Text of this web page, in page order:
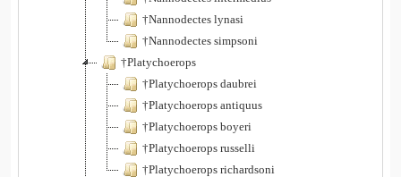
†Nannodectes lynasi
†Nannodectes simpsoni
†Platychoerops
†Platychoerops daubrei
†Platychoerops antiquus
†Platychoerops boyeri
†Platychoerops russelli
†Platychoerops richardsoni